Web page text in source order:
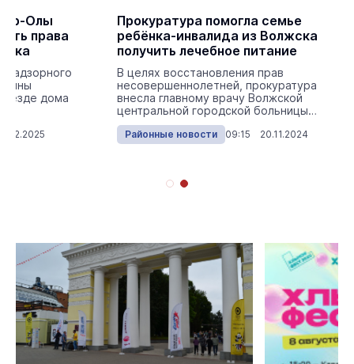
Олы
права
надзорного
дома
Прокуратура помогла семье
ребёнка-инвалида из Волжска
получить лечебное питание
В целях восстановления прав
несовершеннолетней, прокуратура
внесла главному врачу Волжской
центральной городской больницы
представление.
Районные новости 09:15 20.11.2024